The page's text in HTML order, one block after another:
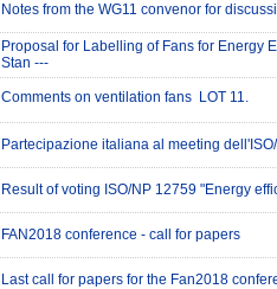
Notes from the WG11 convenor for
Proposal for Labelling of Fans for Energy
Stan ---
Comments on ventilation fans  LOT 11.
Partecipazione italiana al meeting
Result of voting ISO/NP 12759 "Energy
FAN2018 conference - call for papers
Last call for papers for the Fan2018